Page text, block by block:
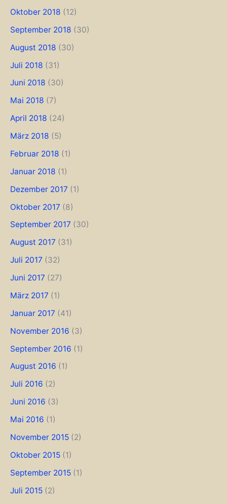
Oktober 2018 (12)
September 2018 (30)
August 2018 (30)
Juli 2018 (31)
Juni 2018 (30)
Mai 2018 (7)
April 2018 (24)
März 2018 (5)
Februar 2018 (1)
Januar 2018 (1)
Dezember 2017 (1)
Oktober 2017 (8)
September 2017 (30)
August 2017 (31)
Juli 2017 (32)
Juni 2017 (27)
März 2017 (1)
Januar 2017 (41)
November 2016 (3)
September 2016 (1)
August 2016 (1)
Juli 2016 (2)
Juni 2016 (3)
Mai 2016 (1)
November 2015 (2)
Oktober 2015 (1)
September 2015 (1)
Juli 2015 (2)